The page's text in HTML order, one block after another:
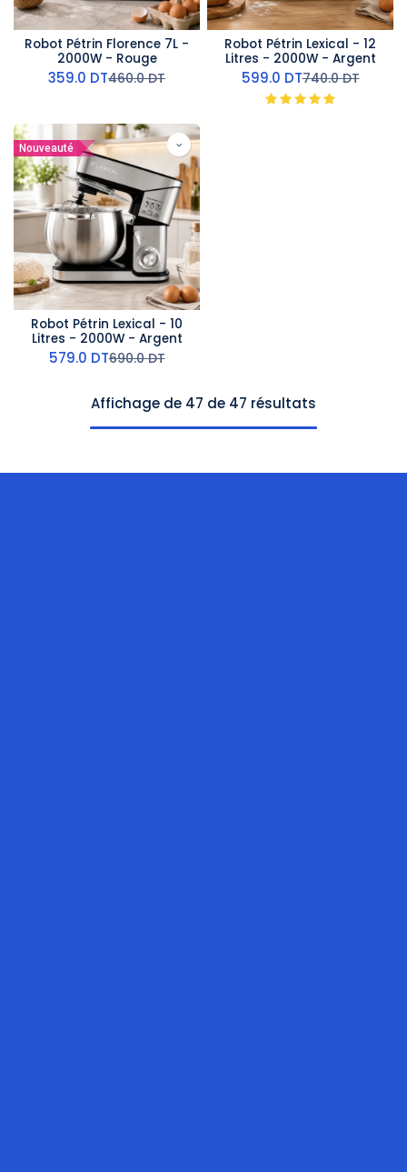
Robot Pétrin Florence 7L -
2000W - Rouge
359.0 DT460.0DT
Robot Pétrin Lexical - 12
Litres - 2000W - Argent
599.0 DT740.0DT
Nouveauté
Robot Pétrin Lexical - 10
Litres - 2000W - Argent
579.0 DT690.0DT
Affichage de 47 de 47 résultats